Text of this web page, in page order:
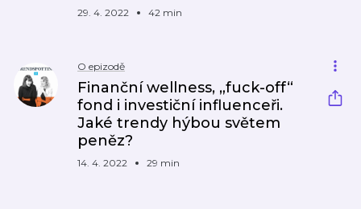
29. 4. 2022 42 min
O epizodě
Finanční wellness, „fuck-off“
fond i investiční influenceři.
Jaké trendy hýbou světem
peněz?
14. 4. 2022 29 min